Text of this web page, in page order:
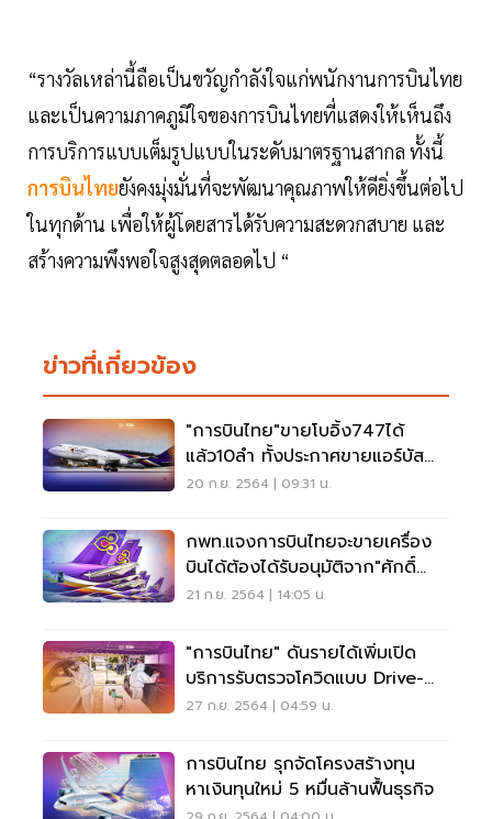
“รางวัลเหล่านี้ถือเป็นขวัญกำลังใจแก่พนักงานการบินไทย
และเป็นความภาคภูมิใจของการบินไทยที่แสดงให้เห็นถึง
การบริการแบบเต็มรูปแบบในระดับมาตรฐานสากล ทั้งนี้
การบินไทยยังคงมุ่งมั่นที่จะพัฒนาคุณภาพให้ดียิ่งขึ้นต่อไป
ในทุกด้าน เพื่อให้ผู้โดยสารได้รับความสะดวกสบาย และ
สร้างความพึงพอใจสูงสุดตลอดไป “
ข่าวที่เกี่ยวข้อง
"การบินไทย"ขายโบอิ้ง747ได้
แล้ว10ลำ ทั้งประกาศขายแอร์บัส
เพิ่มอีก3ลำ
20 ก.ย. 2564 | 09:31 น.
กพท.แจงการบินไทยจะขายเครื่อง
บินได้ต้องได้รับอนุมัติจาก"ศักดิ์
สยาม"ก่อน
21 ก.ย. 2564 | 14:05 น.
"การบินไทย" ดันรายได้เพิ่มเปิด
บริการรับตรวจโควิดแบบ Drive-
Thru
27 ก.ย. 2564 | 04:59 น.
การบินไทย รุกจัดโครงสร้างทุน
หาเงินทุนใหม่ 5 หมื่นล้านฟื้นธุรกิจ